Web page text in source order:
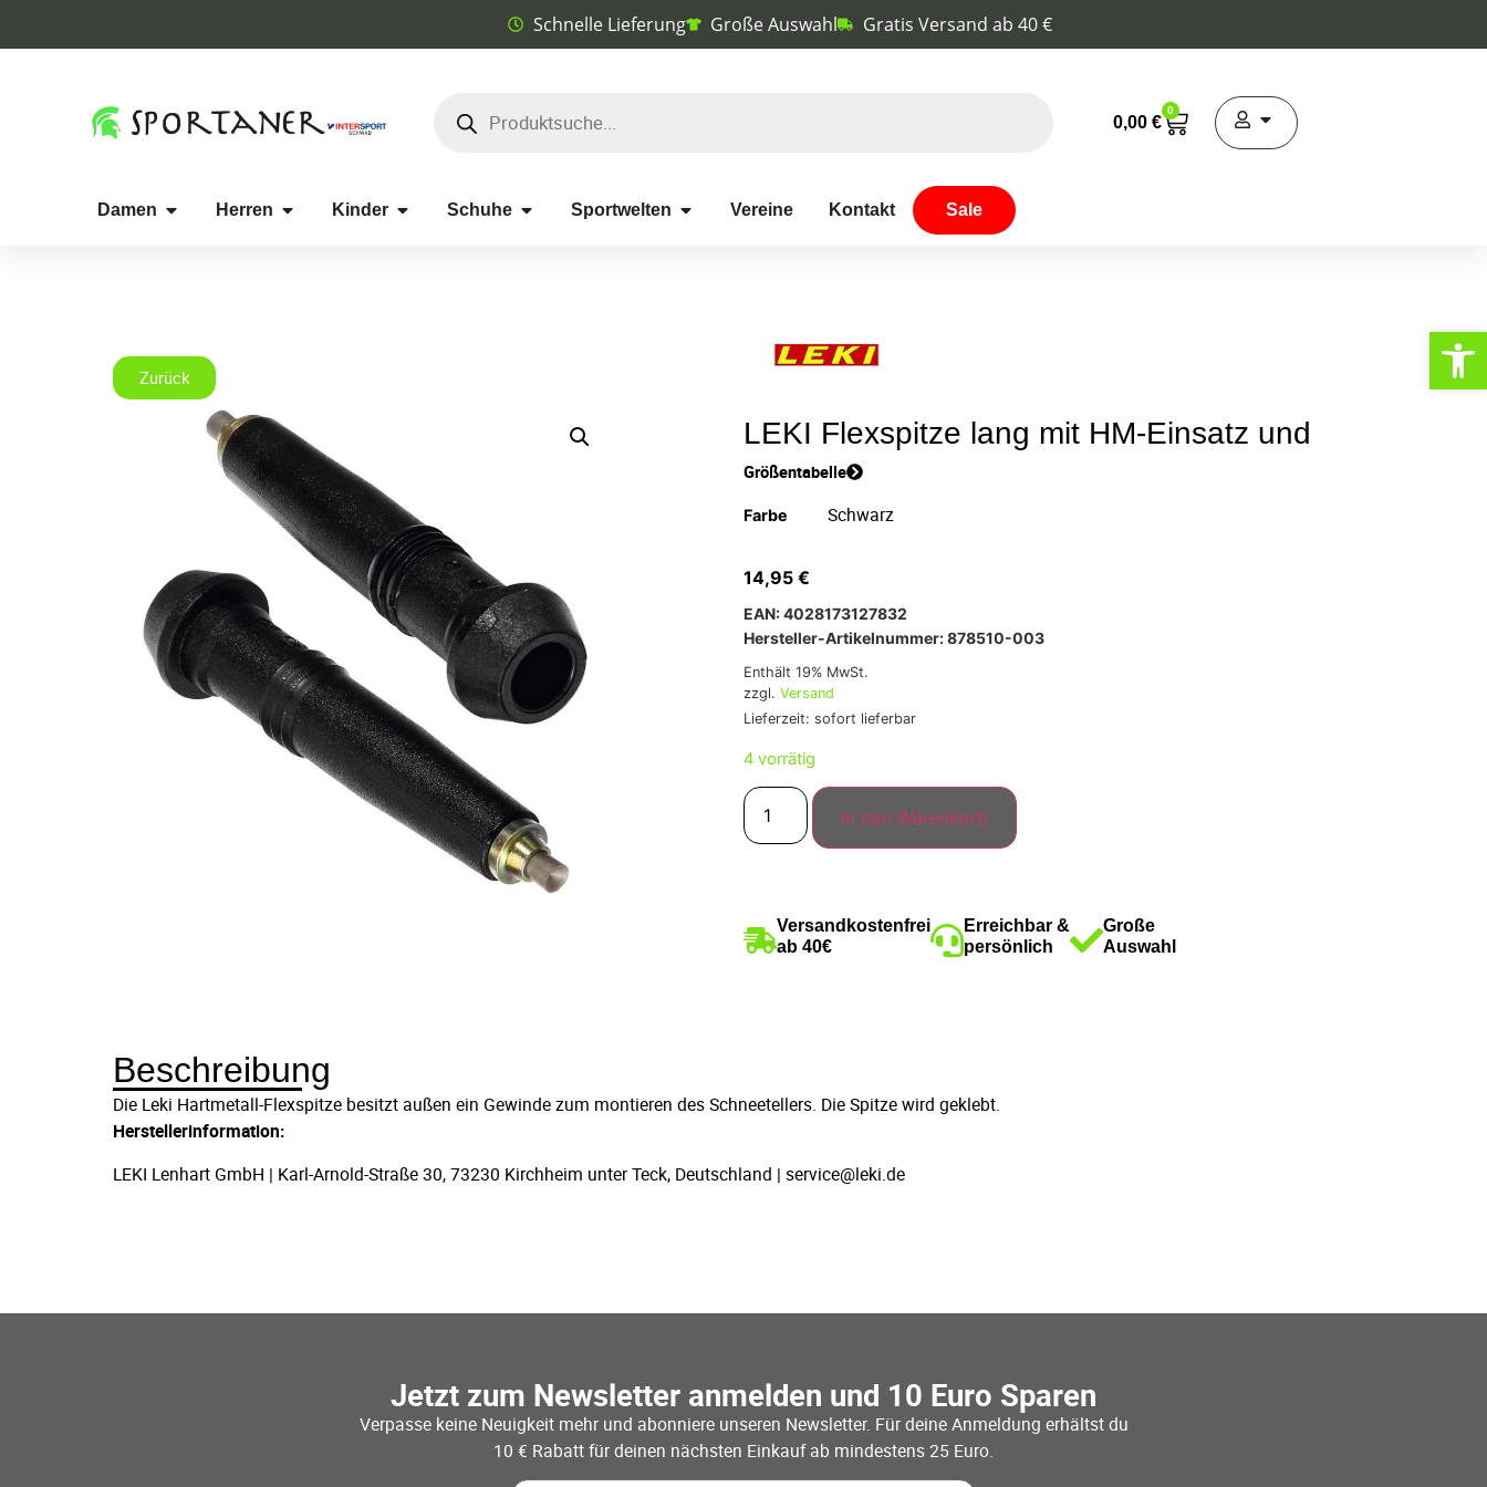
Schnelle Lieferung Große Auswahl Gratis Versand ab 40 €
0,00 €
0
Damen Herren Kinder Schuhe Sportwelten Vereine Kontakt Sale
Zurück
LEKI Flexspitze lang mit HM-Einsatz und
Größentabelle
Farbe
14,95 €
EAN: 4028173127832
Hersteller-Artikelnummer: 878510-003
Enthält 19% MwSt.
zzgl. Versand
Lieferzeit: sofort lieferbar
4 vorrätig
In den Warenkorb
Versandkostenfrei
ab 40€
Erreichbar &
persönlich
Große
Auswahl
Beschreibung
Die Leki Hartmetall-Flexspitze besitzt außen ein Gewinde zum montieren des Schneetellers. Die Spitze wird geklebt.
Herstellerinformation:
LEKI Lenhart GmbH | Karl-Arnold-Straße 30, 73230 Kirchheim unter Teck, Deutschland | service@leki.de
Jetzt zum Newsletter anmelden und 10 Euro Sparen
Verpasse keine Neuigkeit mehr und abonniere unseren Newsletter. Für deine Anmeldung erhältst du
10 € Rabatt für deinen nächsten Einkauf ab mindestens 25 Euro.